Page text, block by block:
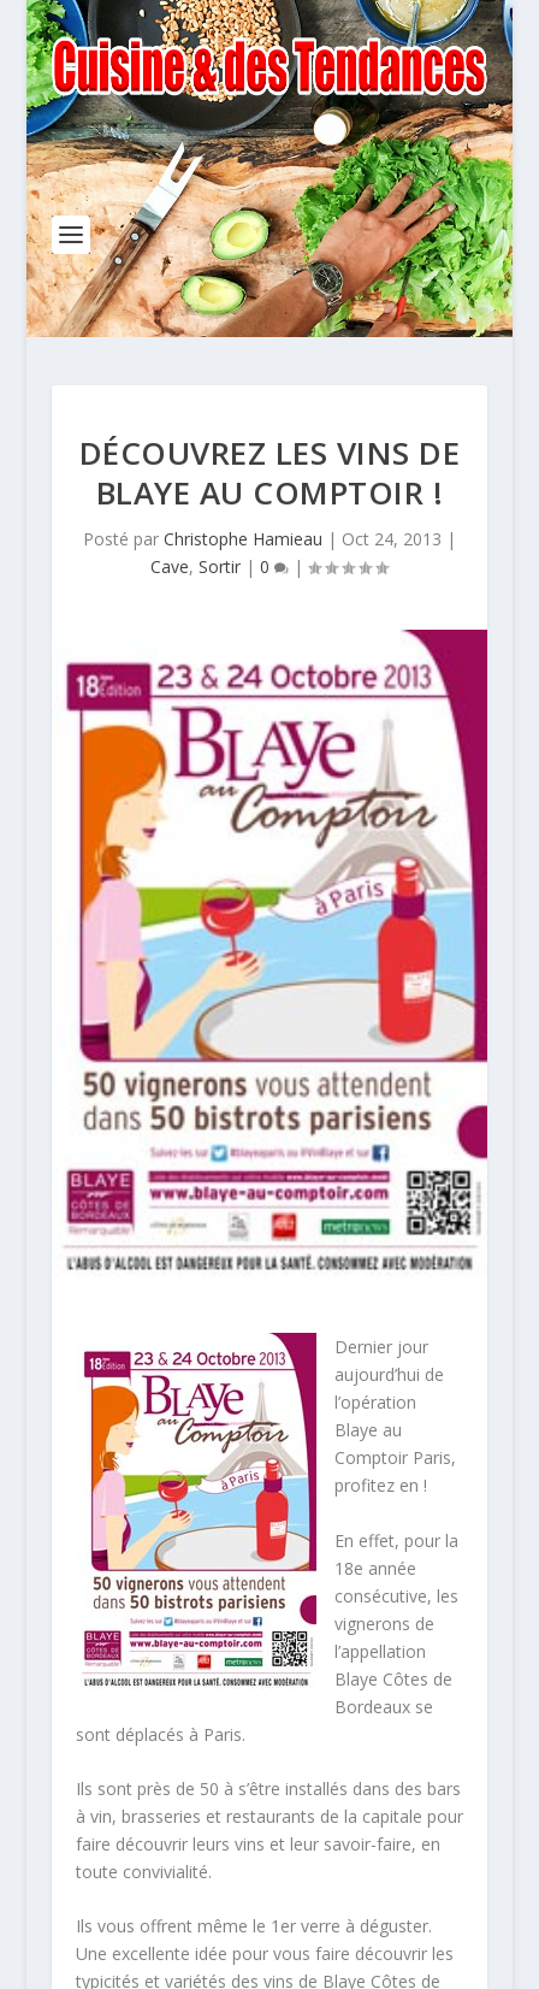
DÉCOUVREZ LES VINS DE
BLAYE AU COMPTOIR !
Posté par Christophe Hamieau | Oct 24, 2013 |
Cave,Sortir |0 |
Dernier jour
aujourd’hui de
l’opération
Blaye au
Comptoir Paris,
profitez en !
En effet, pour la
18e année
consécutive, les
vignerons de
l’appellation
Blaye Côtes de
Bordeaux se
sont déplacés à Paris.
Ils sont près de 50 à s’être installés dans des bars
à vin, brasseries et restaurants de la capitale pour
faire découvrir leurs vins et leur savoir-faire, en
toute convivialité.
Ils vous offrent même le 1er verre à déguster.
Une excellente idée pour vous faire découvrir les
typicités et variétés des vins de Blaye Côtes de